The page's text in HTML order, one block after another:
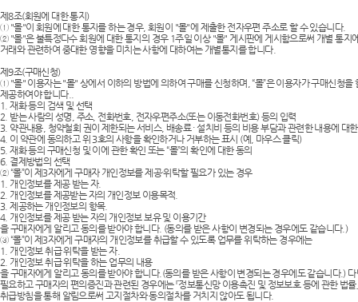
제8조(회원에 대한 통지)
① "몰"이 회원에 대한 통지를 하는 경우, 회원이 "몰"에 제출한 전자우편 주소로 할 수 있습니다.
② "몰"은 불특정다수 회원에 대한 통지의 경우 1주일 이상 "몰" 게시판에 게시함으로써 개별 통지
거래와 관련하여 중대한 영향을 미치는 사항에 대하여는 개별통지를 합니다.
제9조(구매신청)
① "몰" 이용자는 "몰" 상에서 이하의 방법에 의하여 구매를 신청하며, “몰”은 이용자가 구매신청을
제공하여야 합니다..
1. 재화 등의 검색 및 선택
2. 받는 사람의 성명, 주소, 전화번호, 전자우편주소(또는 이동전화번호) 등의 입력
3. 약관내용, 청약철회 권이 제한되는 서비스, 배송료 · 설치비 등의 비용 부담과 관련한 내용에 대
4. 이 약관에 동의하고 위 3호의 사항을 확인하거나 거부하는 표시 (예, 마우스 클릭)
5. 재화 등의 구매신청 및 이에 관한 확인 또는 “몰”의 확인에 대한 동의
6. 결제방법의 선택
② “몰”이 제3자에게 구매자 개인정보를 제공·위탁할 필요가 있는 경우
1. 개인정보를 제공 받는 자.
2. 개인정보를 제공받는 자의 개인정보 이용목적.
3. 제공하는 개인정보의 항목.
4. 개인정보를 제공 받는 자의 개인정보 보유 및 이용기간
을 구매자에게 알리고 동의를 받아야 합니다. (동의를 받은 사항이 변경되는 경우에도 같습니다.)
③ “몰”이 제3자에게 구매자의 개인정보를 취급할 수 있도록 업무를 위탁하는 경우에는
1. 개인정보 취급 위탁을 받는 자.
2. 개인정보 취급 위탁을 하는 업무의 내용
을 구매자에게 알리고 동의를 받아야 합니다.(동의를 받은 사항이 변경되는 경우에도 같습니다.)
필요하고 구매자의 편의증진과 관련된 경우에는 『정보통신망 이용촉진 및 정보보호 등에 관한 법
취급방침을 통해 알림으로써 고지절차와 동의절차를 거치지 않아도 됩니다.